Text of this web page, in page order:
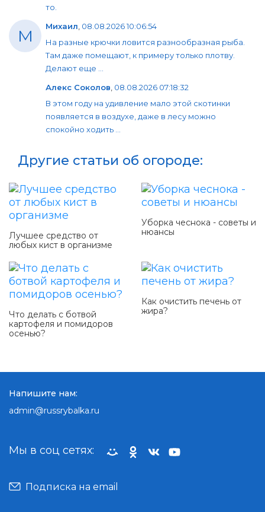
то.
М Михаил, 08.08.2026 10:06:54
На разные крючки ловится разнообразная рыба.
Там даже помещают, к примеру только плотву.
Делают еще ...
Алекс Соколов, 08.08.2026 07:18:32
В этом году на удивление мало этой скотинки
появляется в воздухе, даже в лесу можно
спокойно ходить ...
Другие статьи об огороде:
Лучшее средство от
любых кист в организме
Уборка чеснока - советы и
нюансы
Что делать с ботвой
картофеля и помидоров
осенью?
Как очистить печень от
жира?
Мы в соц сетях:
Подписка на email
Напишите нам:
admin@russrybalka.ru